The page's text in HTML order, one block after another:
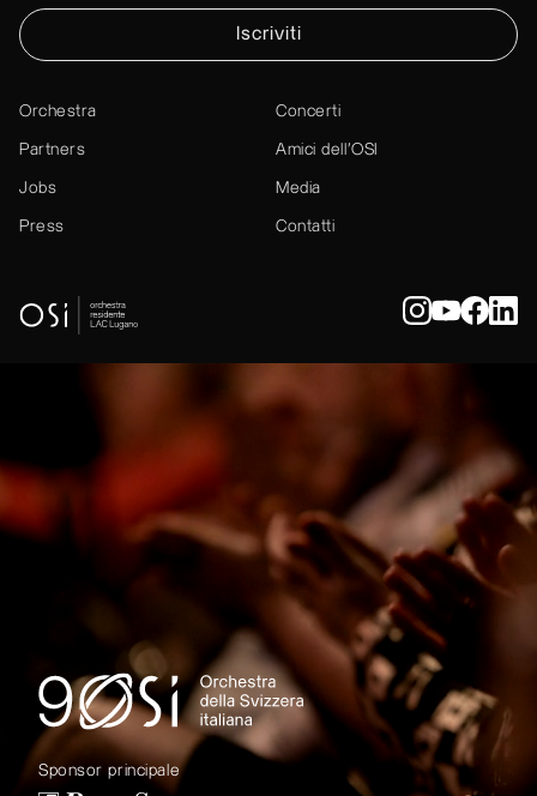
Iscriviti
Orchestra Concerti
Partners Amici dell’OSI
Jobs Media
Press Contatti
Sponsor principale